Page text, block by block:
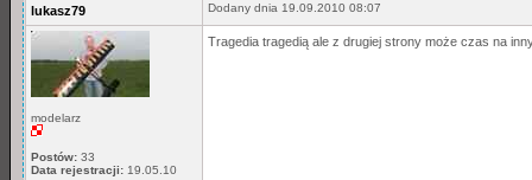
lukasz79 Dodany dnia 19.09.2010 08:07
modelarz
Postów: 33
Data rejestracji: 19.05.10
Tragedia tragedią ale z drugiej strony może czas na